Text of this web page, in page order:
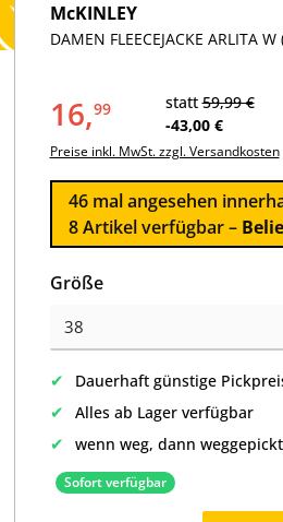
McKINLEY
DAMEN FLEECEJACKE ARLITA
16,99 statt59,99 €
-43,00 €
Preise inkl. MwSt. zzgl. Versandkosten
46mal angesehen
8 Artikel verfügbar –
Größeauswählen
✔ Dauerhaft günstige
✔ Alles ab Lager verfügbar
✔ wenn weg, dann weggepickt
Sofort verfügbar